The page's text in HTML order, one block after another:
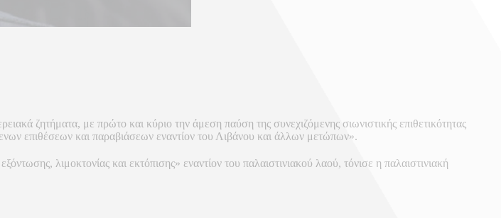
ζητήματα, με πρώτο και κύριο την άμεση παύση της συνεχιζόμενης σιωνιστικής επιθετικότητας
επιθέσεων και παραβιάσεων εναντίον του Λιβάνου και άλλων μετώπων».
λιμοκτονίας και εκτόπισης» εναντίον του παλαιστινιακού λαού, τόνισε η παλαιστινιακή